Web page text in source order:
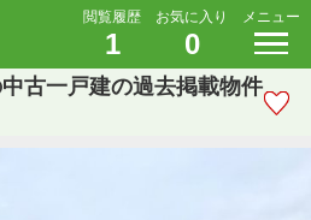
閲覧履歴
1
お気に入り
0
メニュー
古一戸建の過去掲載物件